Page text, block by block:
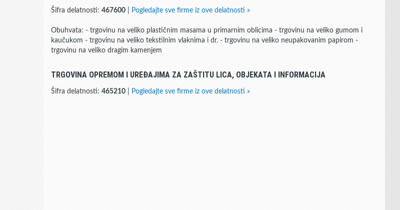
Šifra delatnosti: 467600 Pogledajte sve firme iz ove delatnosti »
Obuhvata: - trgovinu na veliko plastičnim masama u primarnim oblicima - trgovinu na veliko gumom i
kaučukom - trgovinu na veliko tekstilnim vlaknima i dr. - trgovinu na veliko neupakovanim papirom -
trgovinu na veliko dragim kamenjem
TRGOVINA OPREMOM I UREĐAJIMA ZA ZAŠTITU LICA, OBJEKATA I INFORMACIJA
Šifra delatnosti: 465210 Pogledajte sve firme iz ove delatnosti »